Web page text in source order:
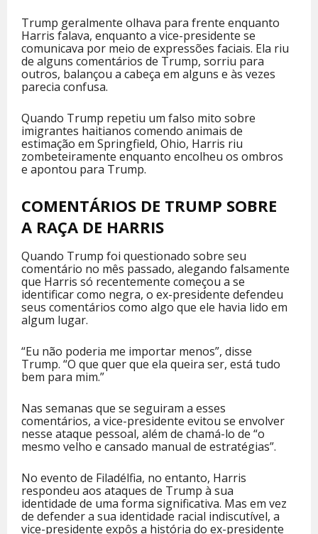
Trump geralmente olhava para frente enquanto
Harris falava, enquanto a vice-presidente se
comunicava por meio de expressões faciais. Ela riu
de alguns comentários de Trump, sorriu para
outros, balançou a cabeça em alguns e às vezes
parecia confusa.
Quando Trump repetiu um falso mito sobre
imigrantes haitianos comendo animais de
estimação em Springfield, Ohio, Harris riu
zombeteiramente enquanto encolheu os ombros
e apontou para Trump.
COMENTÁRIOS DE TRUMP SOBRE
A RAÇA DE HARRIS
Quando Trump foi questionado sobre seu
comentário no mês passado, alegando falsamente
que Harris só recentemente começou a se
identificar como negra, o ex-presidente defendeu
seus comentários como algo que ele havia lido em
algum lugar.
“Eu não poderia me importar menos”, disse
Trump. “O que quer que ela queira ser, está tudo
bem para mim.”
Nas semanas que se seguiram a esses
comentários, a vice-presidente evitou se envolver
nesse ataque pessoal, além de chamá-lo de “o
mesmo velho e cansado manual de estratégias”.
No evento de Filadélfia, no entanto, Harris
respondeu aos ataques de Trump à sua
identidade de uma forma significativa. Mas em vez
de defender a sua identidade racial indiscutível, a
vice-presidente expôs a história do ex-presidente